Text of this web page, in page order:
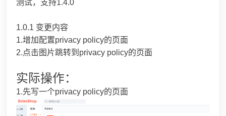
测试，支持1.4.0
1.0.1 变更内容
1.增加配置privacy policy的页面
2.点击图片跳转到privacy policy的页面
实际操作：
1.先写一个privacy policy的页面